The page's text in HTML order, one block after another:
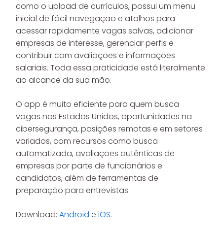
como o upload de currículos, possui um menu
inicial de fácil navegação e atalhos para
acessar rapidamente vagas salvas, adicionar
empresas de interesse, gerenciar perfis e
contribuir com avaliações e informações
salariais. Toda essa praticidade está literalmente
ao alcance da sua mão.
O app é muito eficiente para quem busca
vagas nos Estados Unidos, oportunidades na
cibersegurança, posições remotas e em setores
variados, com recursos como busca
automatizada, avaliações autênticas de
empresas por parte de funcionários e
candidatos, além de ferramentas de
preparação para entrevistas.
Download: Android e iOS.